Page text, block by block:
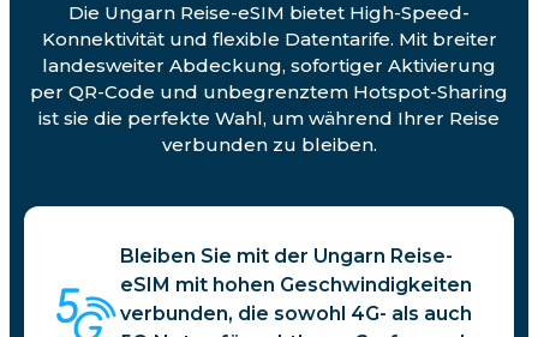
Die Ungarn Reise-eSIM bietet High-Speed-
Konnektivität und flexible Datentarife. Mit breiter
landesweiter Abdeckung, sofortiger Aktivierung
per QR-Code und unbegrenztem Hotspot-Sharing
ist sie die perfekte Wahl, um während Ihrer Reise
verbunden zu bleiben.
Bleiben Sie mit der Ungarn Reise-
eSIM mit hohen Geschwindigkeiten
verbunden, die sowohl 4G- als auch